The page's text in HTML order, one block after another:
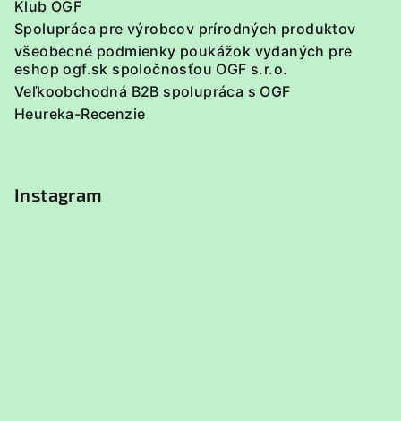
Klub OGF
Spolupráca pre výrobcov prírodných produktov
všeobecné podmienky poukážok vydaných pre
eshop ogf.sk spoločnosťou OGF s.r.o.
Veľkoobchodná B2B spolupráca s OGF
Heureka-Recenzie
Instagram